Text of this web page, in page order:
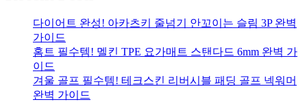
다이어트 완성! 아카츠키 줄넘기 안꼬이는 슬림 3P 완벽
가이드
홈트 필수템! 멜킨 TPE 요가매트 스탠다드 6mm 완벽 가
이드
겨울 골프 필수템! 테크스킨 리버시블 패딩 골프 넥워머
완벽 가이드